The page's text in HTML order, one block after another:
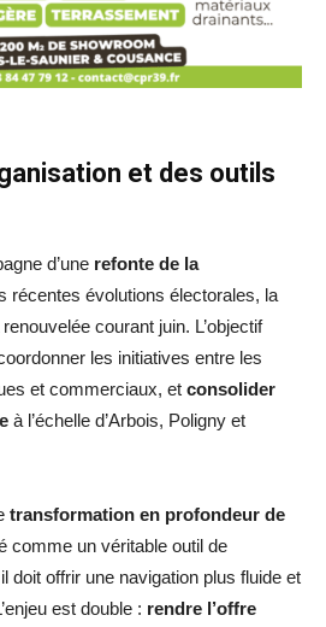
et des outils
d’une refonte de la
récentes évolutions électorales, la
courant juin. L’objectif
les initiatives entre les
et commerciaux, et consolider
à l’échelle d’Arbois, Poligny et
transformation en profondeur de
comme un véritable outil de
doit offrir une navigation plus fluide et
est double : rendre l’offre